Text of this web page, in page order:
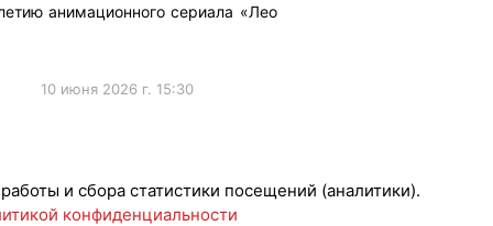
анимационного сериала «Лео
10 июня 2026 г. 15:30
и сбора статистики посещений (аналитики).
конфиденциальности